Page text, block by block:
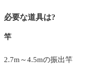
必要な道具は?
竿
2.7m～4.5mの振出竿